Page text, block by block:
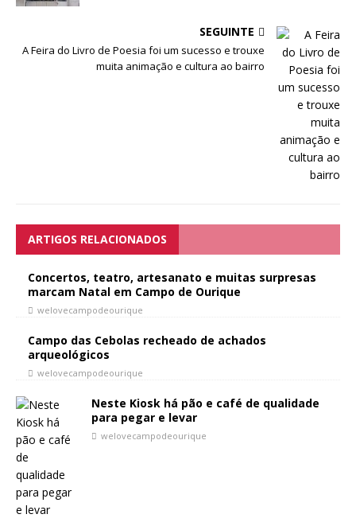
SEGUINTE
A Feira do Livro de Poesia foi um sucesso e trouxe
muita animação e cultura ao bairro
ARTIGOS RELACIONADOS
Concertos, teatro, artesanato e muitas surpresas
marcam Natal em Campo de Ourique
welovecampodeourique
Campo das Cebolas recheado de achados
arqueológicos
welovecampodeourique
Neste Kiosk há pão e café de qualidade
para pegar e levar
welovecampodeourique